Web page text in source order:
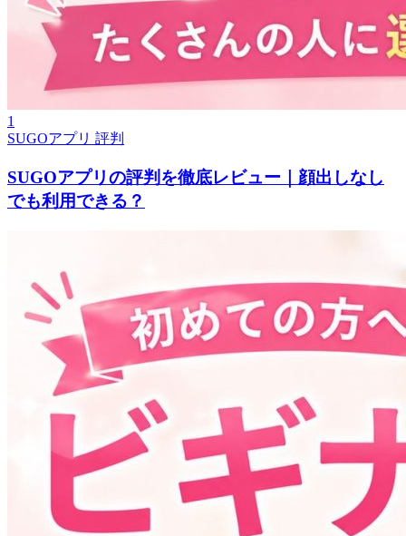
1
SUGOアプリ 評判
SUGOアプリの評判を徹底レビュー｜顔出しなし
でも利用できる？